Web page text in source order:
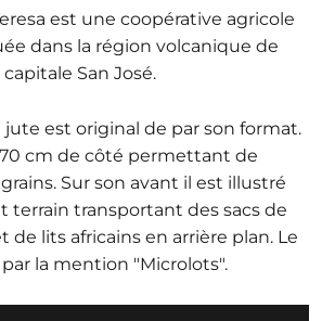
est une coopérative agricole
dans la région volcanique de
San José.
jute est original de par son format.
cm de côté permettant de
Sur son avant il est illustré
terrain transportant des sacs de
de lits africains en arrière plan. Le
la mention "Microlots".